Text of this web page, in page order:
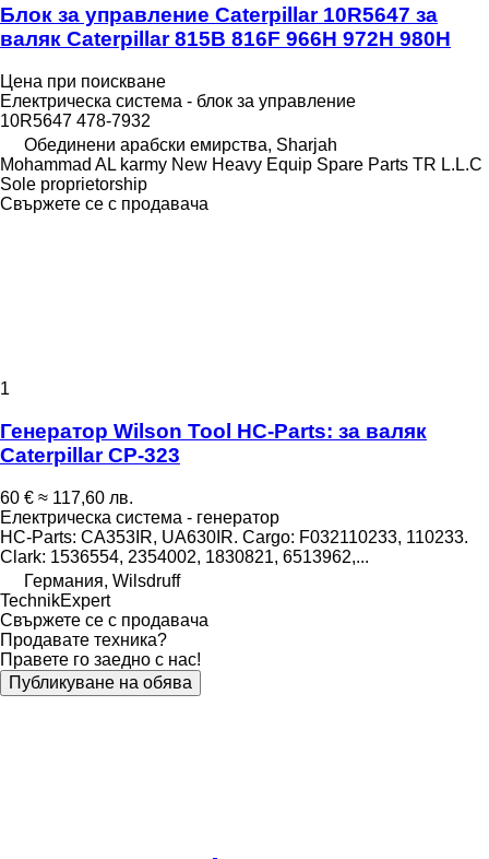
Блок за управление Caterpillar 10R5647 за
валяк Caterpillar 815B 816F 966H 972H 980H
Цена при поискване
Електрическа система - блок за управление
10R5647 478-7932
Обединени арабски емирства, Sharjah
Mohammad AL karmy New Heavy Equip Spare Parts TR L.L.C
Sole proprietorship
Свържете се с продавача
1
Генератор Wilson Tool HC-Parts: за валяк
Caterpillar CP-323
60 € ≈ 117,60 лв.
Електрическа система - генератор
HC-Parts: CA353IR, UA630IR. Cargo: F032110233, 110233.
Clark: 1536554, 2354002, 1830821, 6513962,...
Германия, Wilsdruff
TechnikExpert
Свържете се с продавача
Продавате техника?
Правете го заедно с нас!
Публикуване на обява